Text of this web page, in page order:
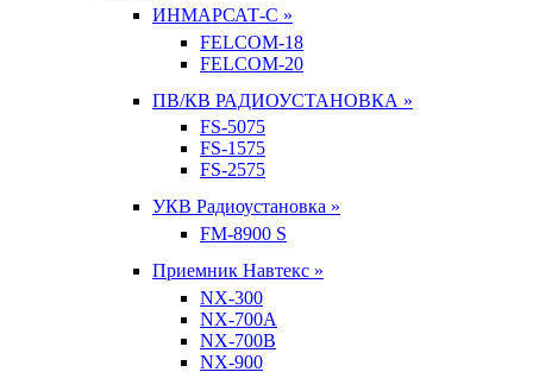
ИНМАРСАТ-С »
FELCOM-18
FELCOM-20
ПВ/КВ РАДИОУСТАНОВКА »
FS-5075
FS-1575
FS-2575
УКВ Радиоустановка »
FM-8900 S
Приемник Навтекс »
NX-300
NX-700A
NX-700B
NX-900